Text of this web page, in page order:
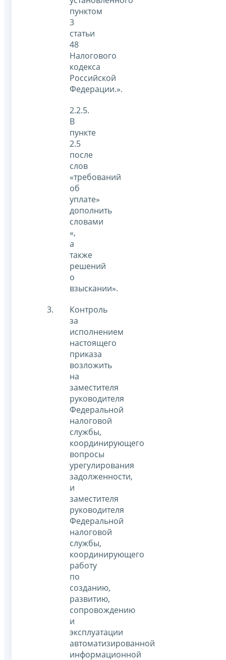
пунктом
3
статьи
48
Налогового
кодекса
Российской
Федерации.».
2.2.5.
В
пункте
2.5
после
слов
«требований
об
уплате»
дополнить
словами
«,
а
также
решений
о
взыскании».
Контроль
за
исполнением
настоящего
приказа
возложить
на
заместителя
руководителя
Федеральной
налоговой
службы,
координирующего
вопросы
урегулирования
задолженности,
и
заместителя
руководителя
Федеральной
налоговой
службы,
координирующего
работу
по
созданию,
развитию,
сопровождению
и
эксплуатации
автоматизированной
информационной